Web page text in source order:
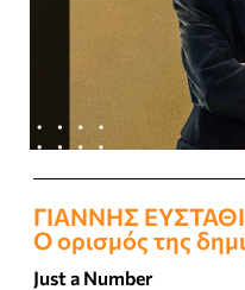
ΓΙΑΝΝΗΣ
Ο ορισμός της
Just a Number